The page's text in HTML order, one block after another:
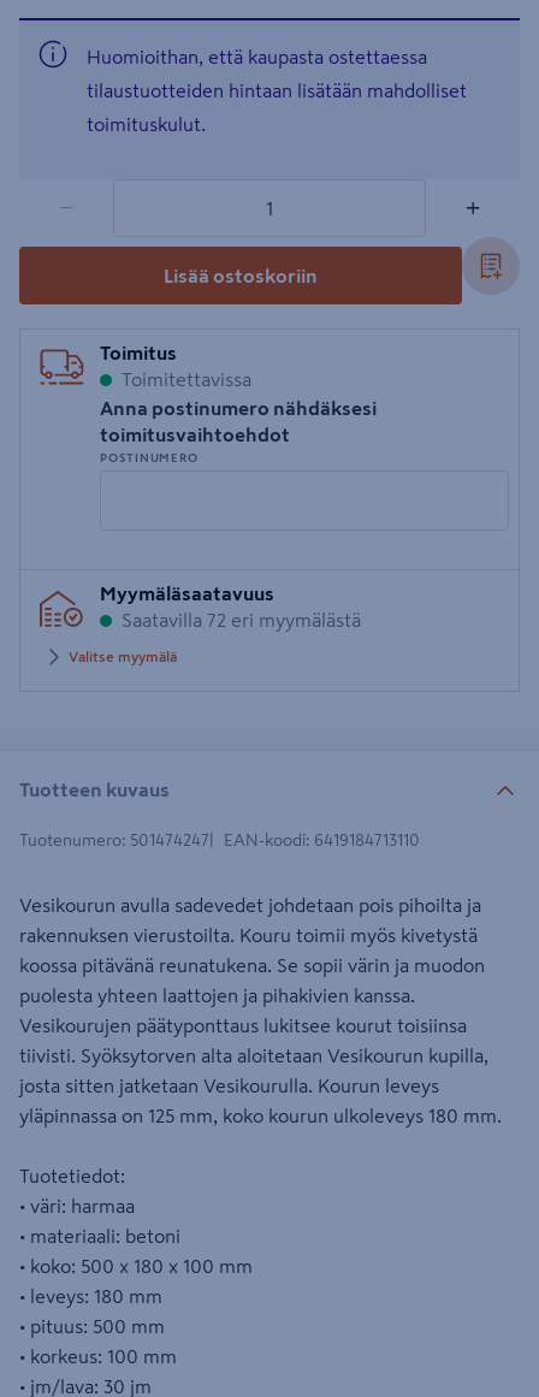
Huomioithan, että kaupasta ostettaessa
tilaustuotteiden hintaan lisätään mahdolliset
toimituskulut.
− +
Lisää ostoskoriin
Toimitus
Toimitettavissa
Anna postinumero nähdäksesi
toimitusvaihtoehdot
POSTINUMERO
postinumero
Myymäläsaatavuus
Saatavilla 72 eri myymälästä
Valitse myymälä
Tuotteen kuvaus
Tuotenumero: 501474247 EAN-koodi: 6419184713110
Vesikourun avulla sadevedet johdetaan pois pihoilta ja
rakennuksen vierustoilta. Kouru toimii myös kivetystä
koossa pitävänä reunatukena. Se sopii värin ja muodon
puolesta yhteen laattojen ja pihakivien kanssa.
Vesikourujen päätyponttaus lukitsee kourut toisiinsa
tiivisti. Syöksytorven alta aloitetaan Vesikourun kupilla,
josta sitten jatketaan Vesikourulla. Kourun leveys
yläpinnassa on 125 mm, koko kourun ulkoleveys 180 mm.
Tuotetiedot:
• väri: harmaa
• materiaali: betoni
• koko: 500 x 180 x 100 mm
• leveys: 180 mm
• pituus: 500 mm
• korkeus: 100 mm
• jm/lava: 30 jm